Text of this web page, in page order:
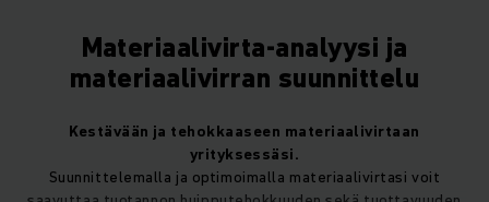
Materiaalivirta-analyysi ja
materiaalivirran suunnittelu
Kestävään ja tehokkaaseen materiaalivirtaan
yrityksessäsi.
Suunnittelemalla ja optimoimalla materiaalivirtasi voit